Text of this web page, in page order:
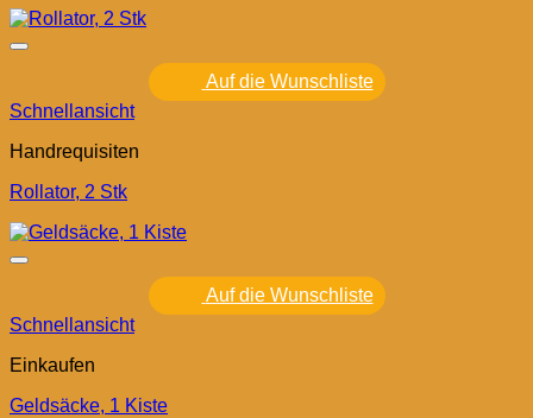
Auf die Wunschliste
Schnellansicht
Handrequisiten
Rollator, 2 Stk
Auf die Wunschliste
Schnellansicht
Einkaufen
Geldsäcke, 1 Kiste